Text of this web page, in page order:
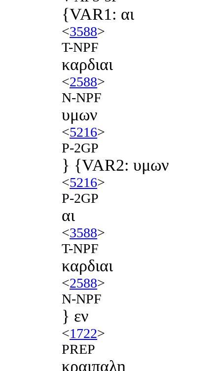
{VAR1: αι
<3588>
T-NPF
καρδιαι
<2588>
N-NPF
υμων
<5216>
P-2GP
} {VAR2: υμων
<5216>
P-2GP
αι
<3588>
T-NPF
καρδιαι
<2588>
N-NPF
} εν
<1722>
PREP
κραιπαλη